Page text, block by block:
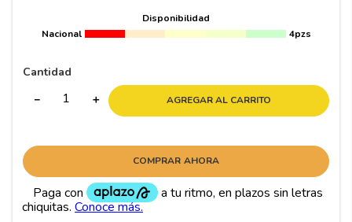
Disponibilidad
Nacional
4pzs
Cantidad
＋
－ AGREGAR AL CARRITO
COMPRAR AHORA